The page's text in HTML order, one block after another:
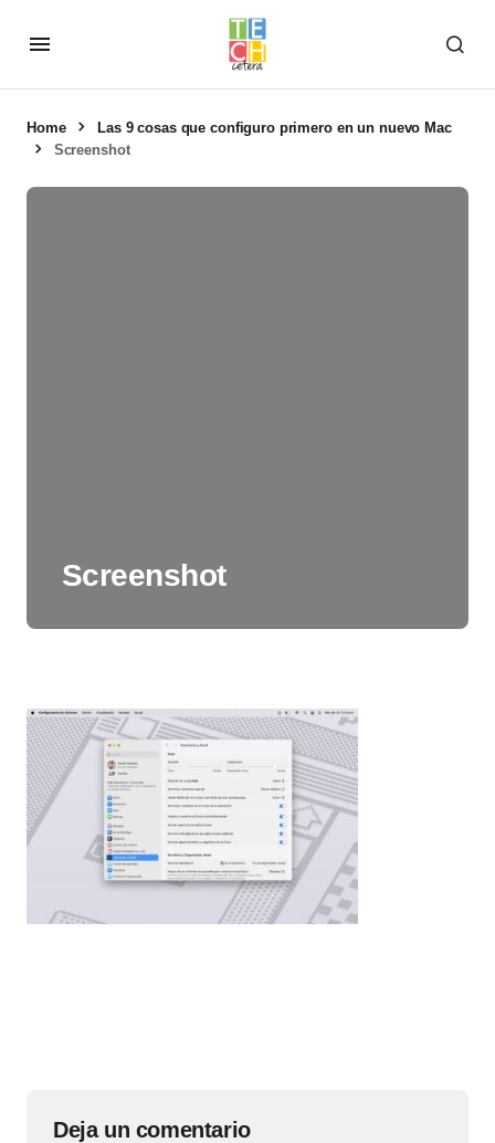
Home
Las 9 cosas que configuro primero en un nuevo Mac
Screenshot
Screenshot
Deja un comentario